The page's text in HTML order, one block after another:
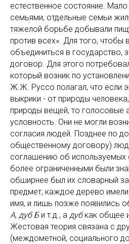
естественное состояние.
семьями, отдельные семьи
тяжелой борьбе добывали
против всех». Для того,
объединиться в государство,
договор. Для этого
который возник по
Ж.Ж. Руссо полагал, что если
выкрики - от природы
природы вещей, то голосовые
условность. Они не могли
согласия людей. Позднее по
общественному договору)
соглашению об используемых
более ограниченными были
обширнее был их словарный
предмет, каждое дерево
имя, и лишь позже появились
А, дуб Би т.д., а дубкак общее
Жестовая теория связана с
(междометной, социального